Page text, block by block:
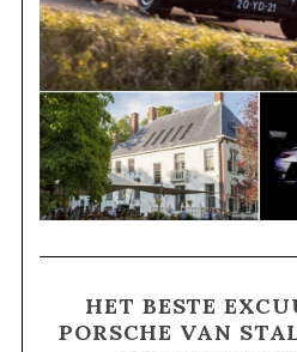
HET BESTE
PORSCHE VAN